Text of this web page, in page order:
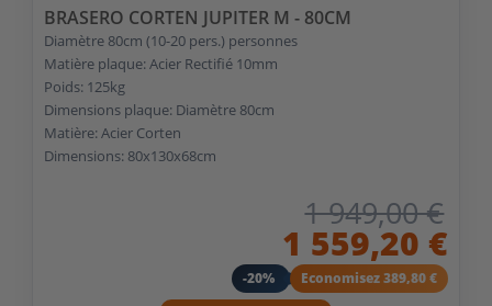
BRASERO CORTEN JUPITER M - 80CM
Diamètre 80cm (10-20 pers.) personnes
Matière plaque: Acier Rectifié 10mm
Poids: 125kg
Dimensions plaque: Diamètre 80cm
Matière: Acier Corten
Dimensions: 80x130x68cm
1 949,00 €
1 559,20 €
-20% Economisez 389,80 €